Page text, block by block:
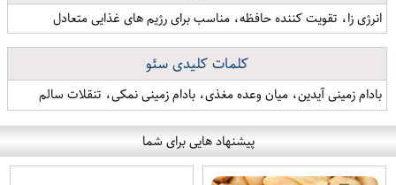
انرژی زا، تقویت کننده حافظه، مناسب برای رژیم های غذایی متعادل
کلمات کلیدی سئو
بادام زمینی آیدین، میان وعده مغذی، بادام زمینی نمکی، تنقلات سالم
پیشنهاد هایی برای شما